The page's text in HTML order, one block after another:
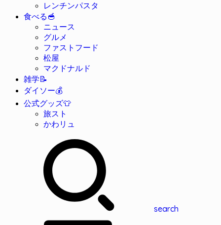
レンチンパスタ
食べる 🥣
ニュース
グルメ
ファストフード
松屋
マクドナルド
雑学📝
ダイソー💰
公式グッズ👕
旅スト
かわリュ
search